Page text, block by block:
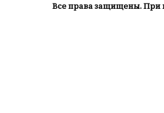
Все права защищены. При